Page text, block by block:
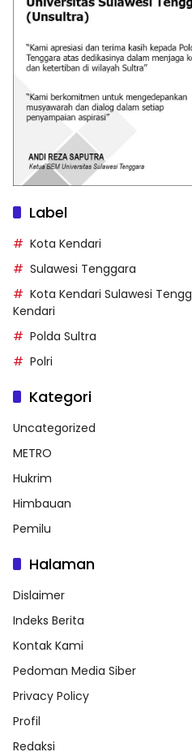
Label
Kota Kendari
Sulawesi Tenggara
Kota Kendari Sulawesi
Kendari
Polda Sultra
Polri
Kategori
Uncategorized
METRO
Hukrim
Himbauan
Pemilu
Halaman
Dislaimer
Indeks Berita
Kontak Kami
Pedoman Media Siber
Privacy Policy
Profil
Redaksi